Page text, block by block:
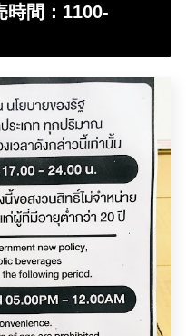
時間：1100-